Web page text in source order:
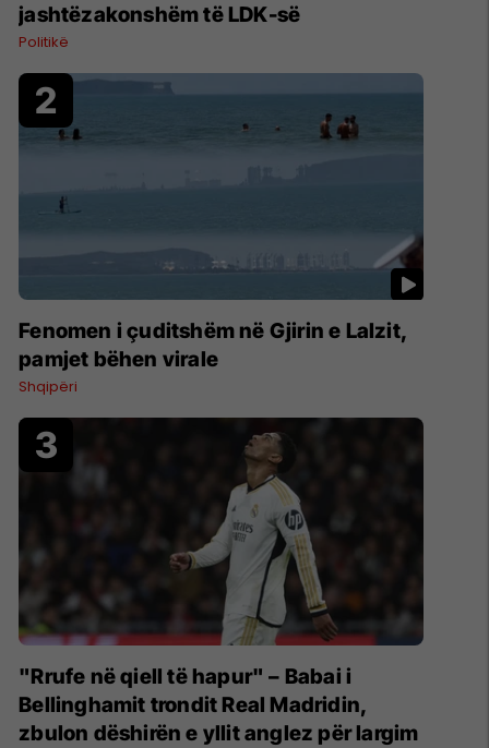
jashtëzakonshëm të LDK-së
Politikë
Fenomen i çuditshëm në Gjirin e Lalzit,
pamjet bëhen virale
Shqipëri
"Rrufe në qiell të hapur" – Babai i
Bellinghamit trondit Real Madridin,
zbulon dëshirën e yllit anglez për largim